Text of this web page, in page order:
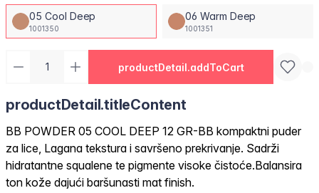
05 Cool Deep
1001350
06 Warm Deep
1001351
productDetail.addToCart
productDetail.titleContent
BB POWDER 05 COOL DEEP 12 GR-BB kompaktni puder
za lice, Lagana tekstura i savršeno prekrivanje. Sadrži
hidratantne squalene te pigmente visoke čistoće.Balansira
ton kože dajući baršunasti mat finish.